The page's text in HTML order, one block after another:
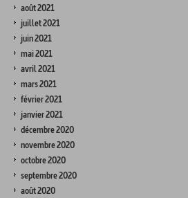
août 2021
juillet 2021
juin 2021
mai 2021
avril 2021
mars 2021
février 2021
janvier 2021
décembre 2020
novembre 2020
octobre 2020
septembre 2020
août 2020